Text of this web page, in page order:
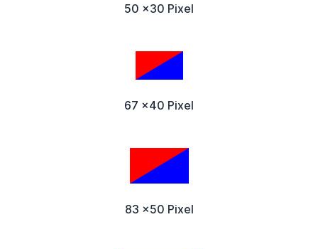
50 x30 Pixel
67 x40 Pixel
83 x50 Pixel